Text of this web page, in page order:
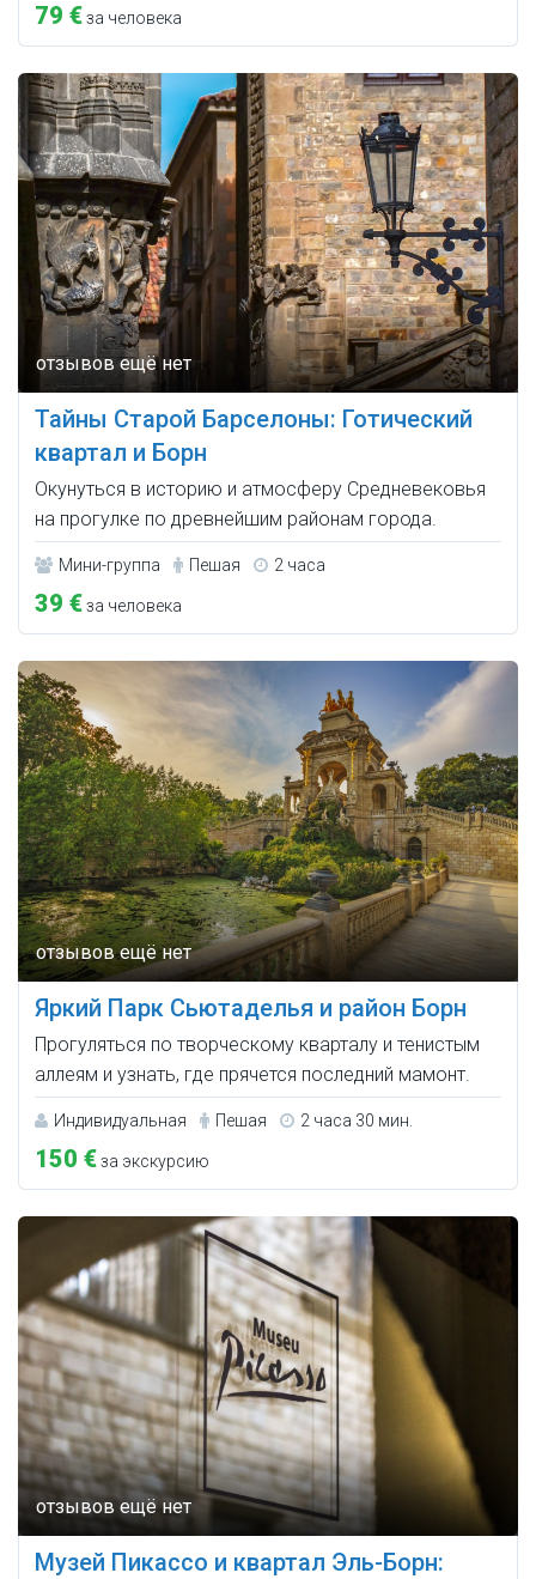
79 €за человека
Тайны Старой Барселоны: Готический
квартал и Борн
Окунуться в историю и атмосферу Средневековья
на прогулке по древнейшим районам города.
Мини-группа Пешая 2 часа
39 €за человека
Яркий Парк Сьютаделья и район Борн
Прогуляться по творческому кварталу и тенистым
аллеям и узнать, где прячется последний мамонт.
Индивидуальная Пешая 2 часа 30 мин.
150 €за экскурсию
Музей Пикассо и квартал Эль-Борн: